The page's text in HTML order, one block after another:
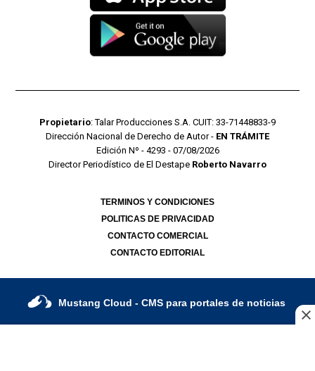
Propietario: Talar Producciones S.A. CUIT: 33-71448833-9
Dirección Nacional de Derecho de Autor - EN TRÁMITE
Edición Nº - 4293 - 07/08/2026
Director Periodístico de El Destape Roberto Navarro
TERMINOS Y CONDICIONES
POLITICAS DE PRIVACIDAD
CONTACTO COMERCIAL
CONTACTO EDITORIAL
Mustang Cloud - CMS para portales de noticias